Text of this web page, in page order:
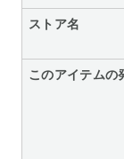
ストア名
このアイテムの